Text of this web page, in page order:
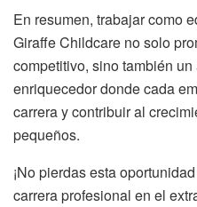
En resumen, trabajar como
Giraffe Childcare no solo
competitivo, sino también
enriquecedor donde cada
carrera y contribuir al
pequeños.
¡No pierdas esta
carrera profesional en el